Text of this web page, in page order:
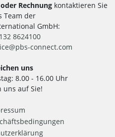
Rechnung kontaktieren Sie
Team der
GmbH:
8624100
@pbs-connect.com
uns
8.00 - 16.00 Uhr
uns auf Sie!